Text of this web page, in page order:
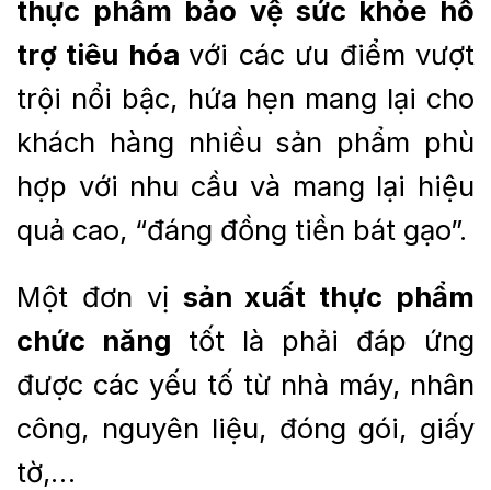
thực phẩm bảo vệ sức khỏe hỗ
trợ tiêu hóavới các ưu điểm vượt
trội nổi bậc, hứa hẹn mang lại cho
khách hàng nhiều sản phẩm phù
hợp với nhu cầu và mang lại hiệu
quả cao, “đáng đồng tiền bát gạo”.
Một đơn vị sản xuất thực phẩm
chức năng tốt là phải đáp ứng
được các yếu tố từ nhà máy, nhân
công, nguyên liệu, đóng gói, giấy
tờ,…